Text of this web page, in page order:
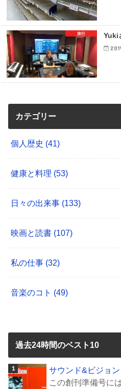
旅行 Yuki
カテゴリー
個人歴史 (41)
健康と料理 (53)
日々の出来事 (133)
映画と読書 (107)
私の仕事 (32)
音楽のコト (49)
過去24時間のベスト10
サウンド&ビジョン
この創刊準備号に